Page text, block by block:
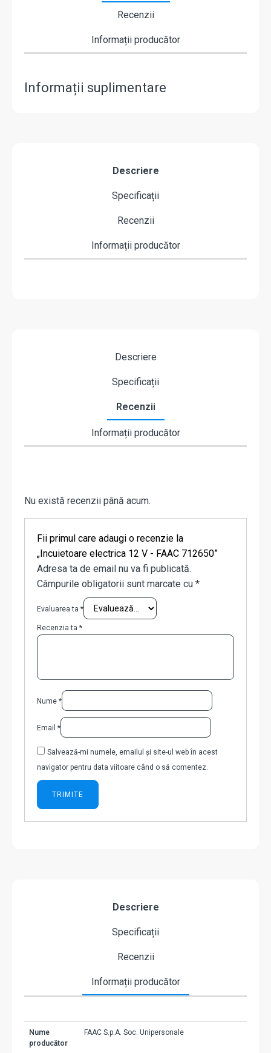
Recenzii
Informații producător
Informații suplimentare
Descriere
Specificații
Recenzii
Informații producător
Descriere
Specificații
Recenzii
Informații producător
Nu există recenzii până acum.
Fii primul care adaugi o recenzie la
„Incuietoare electrica 12 V - FAAC 712650”
Adresa ta de email nu va fi publicată.
Câmpurile obligatorii sunt marcate cu *
Evaluarea ta *
Recenzia ta *
Nume *
Email *
Salvează-mi numele, emailul și site-ul web în acest
navigator pentru data viitoare când o să comentez.
Descriere
Specificații
Recenzii
Informații producător
Nume
producător
FAAC S.p.A. Soc. Unipersonale